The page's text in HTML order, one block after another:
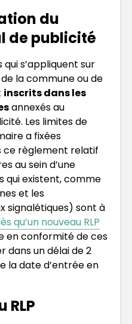
du
de publicité
s’appliquent sur
la commune ou de
inscrits dans les
annexés au
Les limites de
a fixées
ce règlement relatif
au sein d’une
qui existent, comme
et les
signalétiques) sont à
qu’un nouveau RLP
en conformité de ces
dans un délai de 2
la date d’entrée en